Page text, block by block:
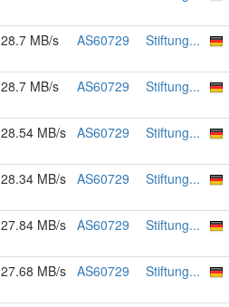
28.7 MB/s AS60729 Stiftung...
28.7 MB/s AS60729 Stiftung...
28.54 MB/s AS60729 Stiftung...
28.34 MB/s AS60729 Stiftung...
27.84 MB/s AS60729 Stiftung...
27.68 MB/s AS60729 Stiftung...